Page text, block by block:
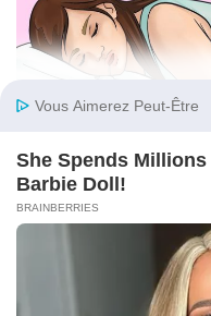
votre oreiller après avoir
dormi ?
© Copyright 2026, All
Politique de cookie